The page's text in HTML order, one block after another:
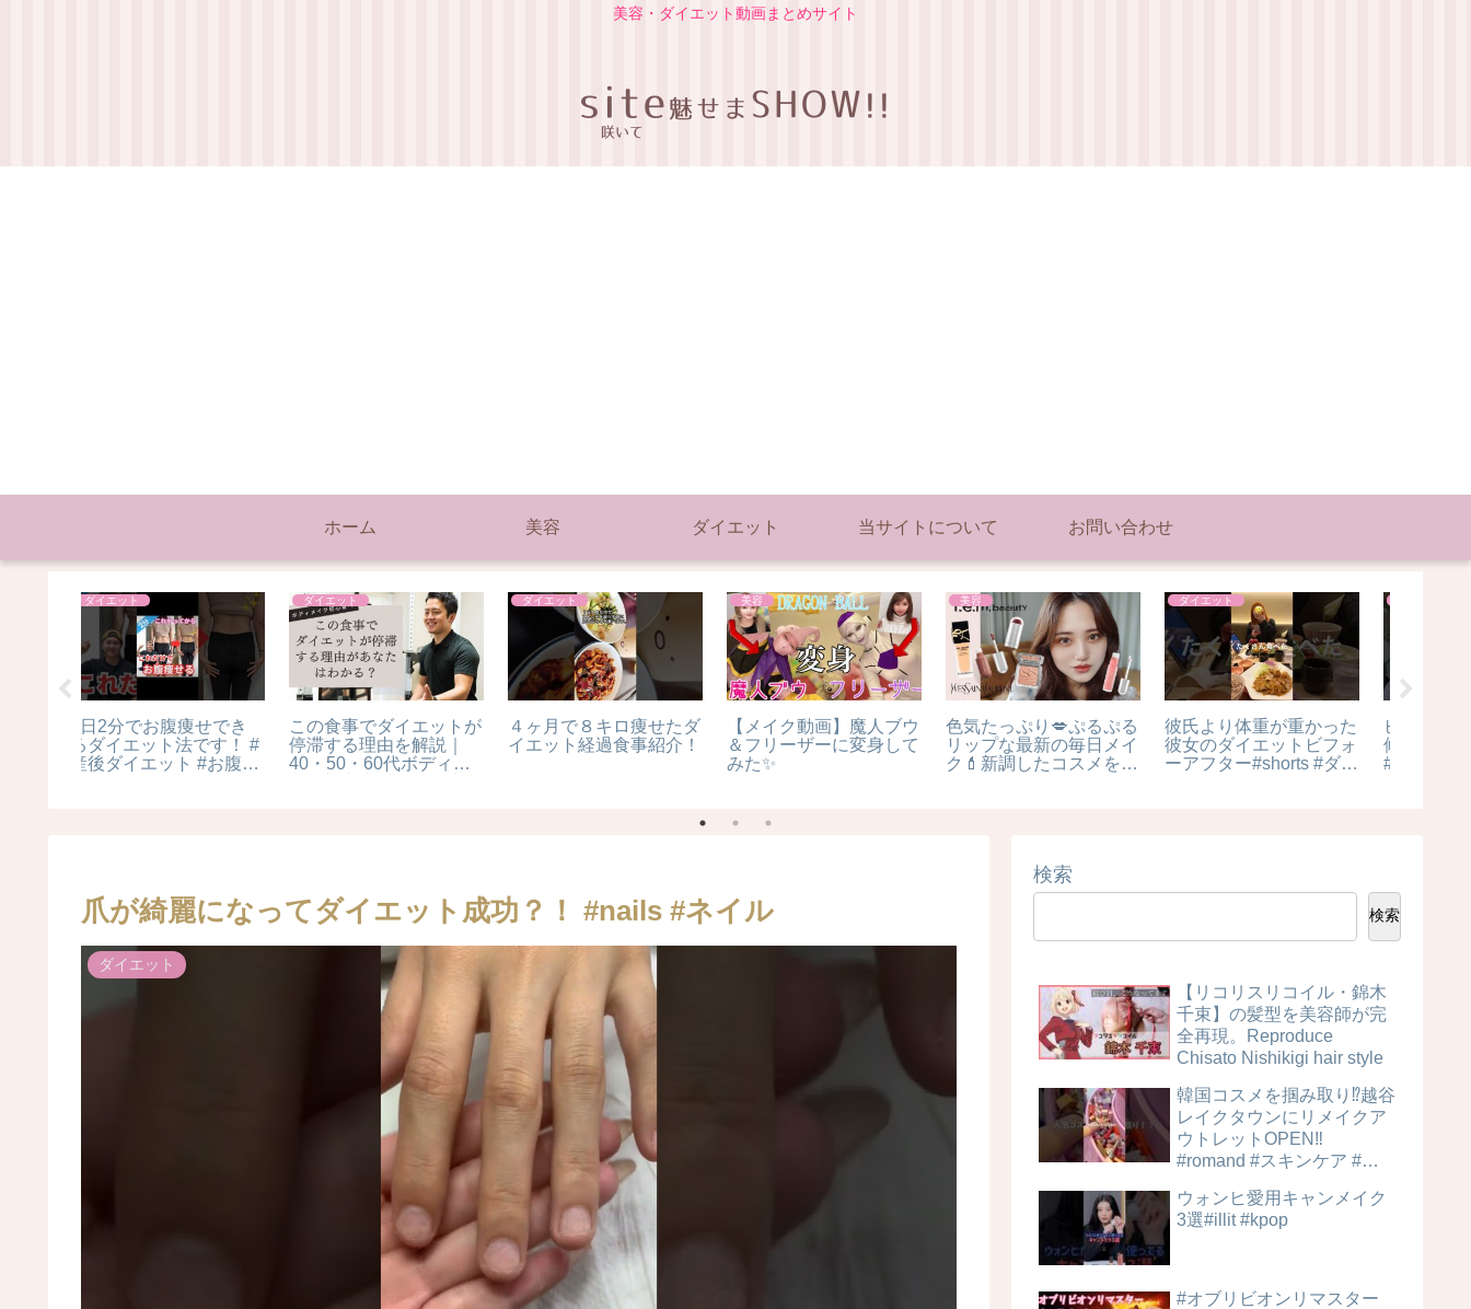
美容・ダイエット動画まとめサイト
ホーム 美容 ダイエット 当サイトについて お問い合わせ
ダイエット
４ヶ月で８キロ痩せたダ
イエット経過食事紹介！
美容
【メイク動画】魔人ブウ
＆フリーザーに変身して
みた✨
美容
色気たっぷり💋ぷるぷる
リップな最新の毎日メイ
ダイエット
彼氏より体重が重かった
彼女のダイエットビフォ
ーアフター#shorts #ダイ
美容
ビビリ毛から学ぶ毛髪補
修の原理 #ダメージヘア
#ビビリ毛 #ヘアケア #
美容
This hairstyle for
summer! creates the
most perfect waves 😋
爪が綺麗になってダイエット成功？！ #nails #ネイル
ダイエット
検索
検索
【リコリスリコイル・錦木
千束】の髪型を美容師が完
全再現。Reproduce
Chisato Nishikigi hair style
韓国コスメを掴み取り⁉︎越谷
レイクタウンにリメイクア
ウトレットOPEN‼️
#romand #スキンケア #美
ウォンヒ愛用キャンメイク
3選#illit #kpop
#オブリビオンリマスター